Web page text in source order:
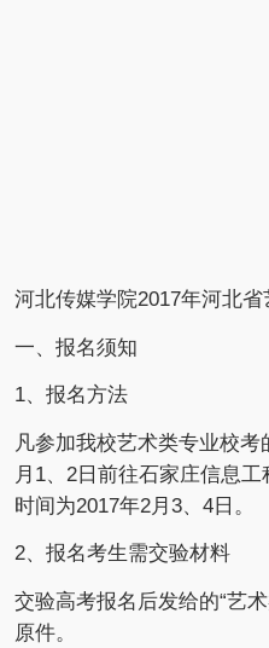
河北传媒学院2017年河北
一、报名须知
1、报名方法
凡参加我校艺术类专业校
月1、2日前往石家庄信息
时间为2017年2月3、4日。
2、报名考生需交验材料
交验高考报名后发给的“艺
原件。